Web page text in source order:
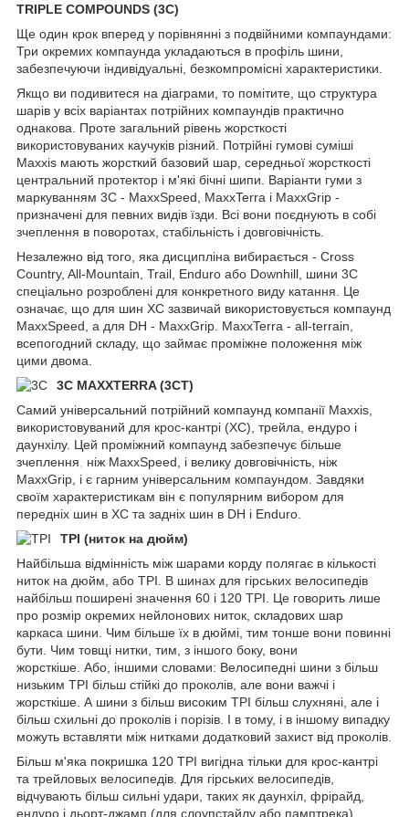
TRIPLE COMPOUNDS (3C)
Ще один крок вперед у порівнянні з подвійними компаундами:
Три окремих компаунда укладаються в профіль шини,
забезпечуючи індивідуальні, безкомпромісні характеристики.
Якщо ви подивитеся на діаграми, то помітите, що структура
шарів у всіх варіантах потрійних компаундів практично
однакова. Проте загальний рівень жорсткості
використовуваних каучуків різний. Потрійні гумові суміші
Maxxis мають жорсткий базовий шар, середньої жорсткості
центральний протектор і м'які бічні шипи. Варіанти гуми з
маркуванням 3C - MaxxSpeed, MaxxTerra і MaxxGrip -
призначені для певних видів їзди. Всі вони поєднують в собі
зчеплення в поворотах, стабільність і довговічність.
Незалежно від того, яка дисципліна вибирається - Cross
Country, All-Mountain, Trail, Enduro або Downhill, шини 3C
спеціально розроблені для конкретного виду катання. Це
означає, що для шин XC зазвичай використовується компаунд
MaxxSpeed, а для DH - MaxxGrip. MaxxTerra - all-terrain,
всепогодний складу, що займає проміжне положення між
цими двома.
3C MAXXTERRA (3CT)
Самий універсальний потрійний компаунд компанії Maxxis,
використовуваний для крос-кантрі (XC), трейла, ендуро і
даунхілу. Цей проміжний компаунд забезпечує більше
зчеплення, ніж MaxxSpeed, і велику довговічність, ніж
MaxxGrip, і є гарним універсальним компаундом. Завдяки
своїм характеристикам він є популярним вибором для
передніх шин в XC та задніх шин в DH і Enduro.
TPI (ниток на дюйм)
Найбільша відмінність між шарами корду полягає в кількості
ниток на дюйм, або TPI. В шинах для гірських велосипедів
найбільш поширені значення 60 і 120 TPI. Це говорить лише
про розмір окремих нейлонових ниток, складових шар
каркаса шини. Чим більше їх в дюймі, тим тонше вони повинні
бути. Чим товщі нитки, тим, з іншого боку, вони
жорсткіше. Або, іншими словами: Велосипедні шини з більш
низьким TPI більш стійкі до проколів, але вони важчі і
жорсткіше. А шини з більш високим TPI більш слухняні, але і
більш схильні до проколів і порізів. І в тому, і в іншому випадку
можуть вставляти між нитками додатковий захист від проколів.
Більш м'яка покришка 120 TPI вигідна тільки для крос-кантрі
та трейловых велосипедів. Для гірських велосипедів,
відчувають більш сильні удари, таких як даунхіл, фрірайд,
ендуро і дьорт-джамп (для слоупстайлу або памптрека),